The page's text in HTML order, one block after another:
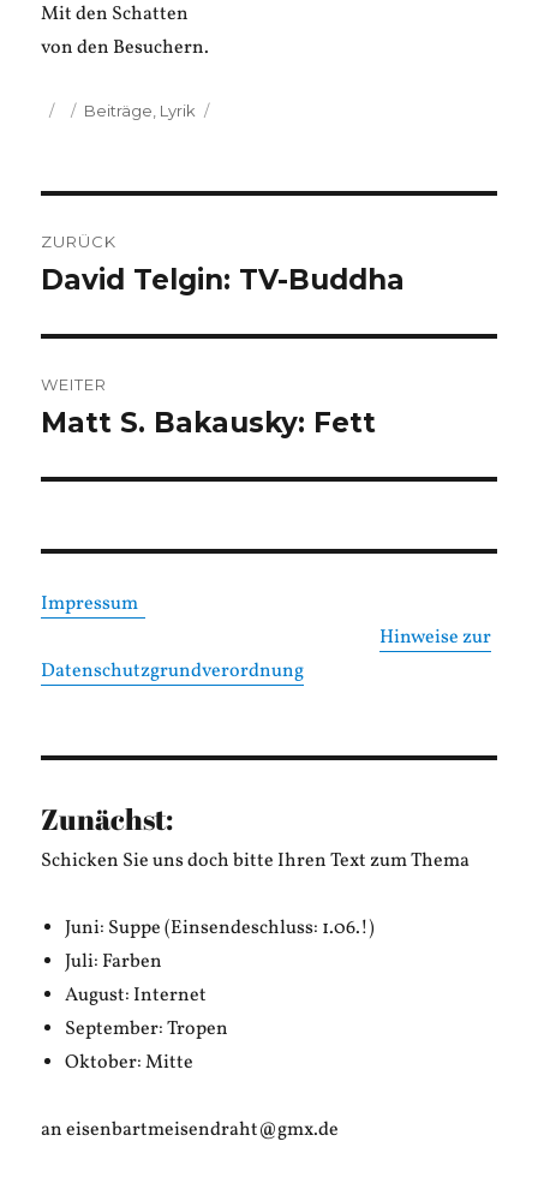
Mit den Schatten
von den Besuchern.
Veröffentlicht
Kategorien
Beiträge Lyrik
ZURÜCK
Vorheriger
David Telgin: TV-Buddha
WEITER
Nächster
Matt S. Bakausky: Fett
Impressum
Hinweise zur
Datenschutzgrundverordnung
Zunächst:
Schicken Sie uns doch bitte Ihren Text zum Thema
Juni: Suppe (Einsendeschluss: 1.06.!)
Juli: Farben
August: Internet
September: Tropen
Oktober: Mitte
an eisenbartmeisendraht@gmx.de